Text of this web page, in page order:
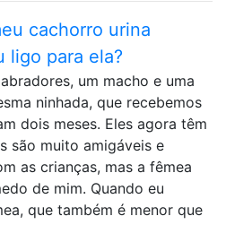
cachorro urina
ligo para ela?
um macho e uma
ninhada, que recebemos
dois meses. Eles agora têm
são muito amigáveis ​​e
as crianças, mas a fêmea
de mim. Quando eu
que também é menor que